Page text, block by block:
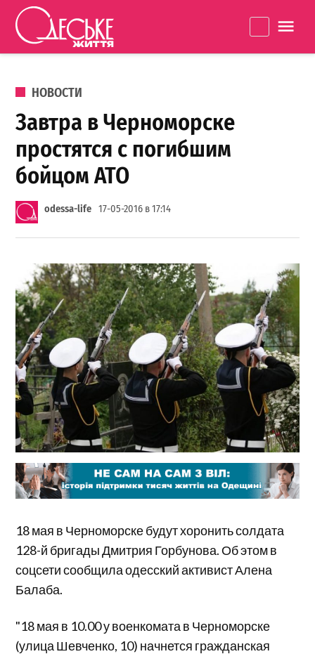
Перейти к содержанию
життя
ОПУБЛИКОВАНО В
НОВОСТИ
Завтра в Черноморске
простятся с погибшим
бойцом АТО
odessa-life 17-05-2016 в 17:14
18 мая в Черноморске будут хоронить солдата
128-й бригады Дмитрия Горбунова. Об этом в
соцсети сообщила одесский активист Алена
Балаба.
"18 мая в 10.00 у военкомата в Черноморск‬е
(улица Шевченко, 10) начнется гражданская